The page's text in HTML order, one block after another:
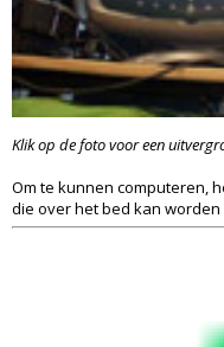
Klik op de foto voor een
Om te kunnen computeren,
die over het bed kan